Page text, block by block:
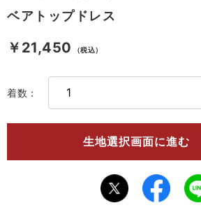
ベアトップドレス
￥21,450 （税込）
着数：